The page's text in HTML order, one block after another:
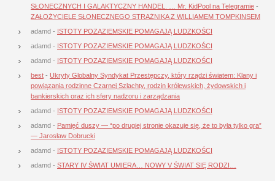
SŁONECZNYCH I GALAKTYCZNY HANDEL. … Mr. KidPool na Telegramie -
ZAŁOŻYCIELE SŁONECZNEGO STRAŻNIKA Z WILLIAMEM TOMPKINSEM
adamd - ISTOTY POZAZIEMSKIE POMAGAJĄ LUDZKOŚCI
adamd - ISTOTY POZAZIEMSKIE POMAGAJĄ LUDZKOŚCI
adamd - ISTOTY POZAZIEMSKIE POMAGAJĄ LUDZKOŚCI
best - Ukryty Globalny Syndykat Przestępczy, który rządzi światem: Klany i
powiązania rodzinne Czarnej Szlachty, rodzin królewskich, żydowskich i
bankierskich oraz ich sfery nadzoru i zarządzania
adamd - ISTOTY POZAZIEMSKIE POMAGAJĄ LUDZKOŚCI
adamd - Pamięć duszy — “po drugiej stronie okazuje się, że to była tylko gra”
— Jarosław Dobrucki
adamd - ISTOTY POZAZIEMSKIE POMAGAJĄ LUDZKOŚCI
adamd - STARY IV ŚWIAT UMIERA… NOWY V ŚWIAT SIĘ RODZI…